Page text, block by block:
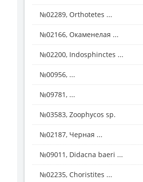
№02289, Orthotetes ...
№02166, Окаменелая ...
№02200, Indosphinctes ...
№00956, ...
№09781, ...
№03583, Zoophycos sp.
№02187, Черная ...
№09011, Didacna baeri ...
№02235, Choristites ...